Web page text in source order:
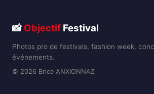
📸Objectif Festival
Photos pro de festivals, fashion week,
événements.
© 2026 Brice ANXIONNAZ